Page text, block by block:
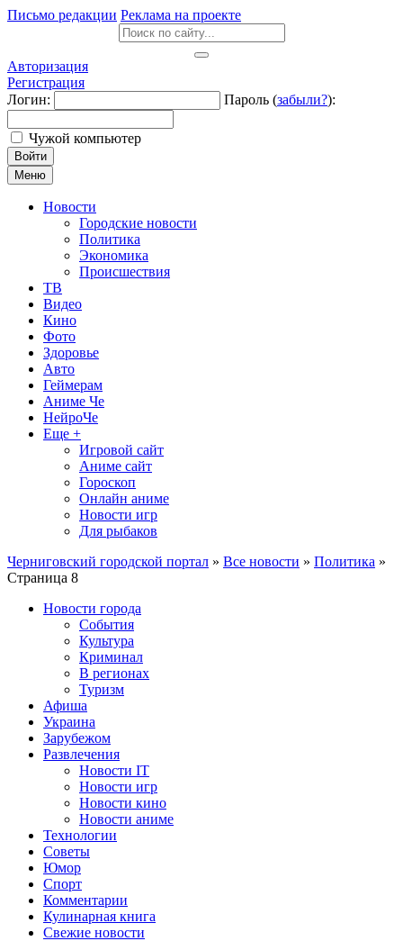
Письмо редакции Реклама на проекте
Авторизация
Регистрация
Логин:
Пароль (забыли?):
Чужой компьютер
Войти
Меню
Новости
Городские новости
Политика
Экономика
Происшествия
ТВ
Видео
Кино
Фото
Здоровье
Авто
Геймерам
Аниме Че
НейроЧе
Еще +
Игровой сайт
Аниме сайт
Гороскоп
Онлайн аниме
Новости игр
Для рыбаков
Черниговский городской портал » Все новости » Политика »
Страница 8
Новости города
События
Культура
Криминал
В регионах
Туризм
Афиша
Украина
Зарубежом
Развлечения
Новости IT
Новости игр
Новости кино
Новости аниме
Технологии
Советы
Юмор
Спорт
Комментарии
Кулинарная книга
Свежие новости